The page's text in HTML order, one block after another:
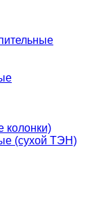
колонки)
(сухой ТЭН)